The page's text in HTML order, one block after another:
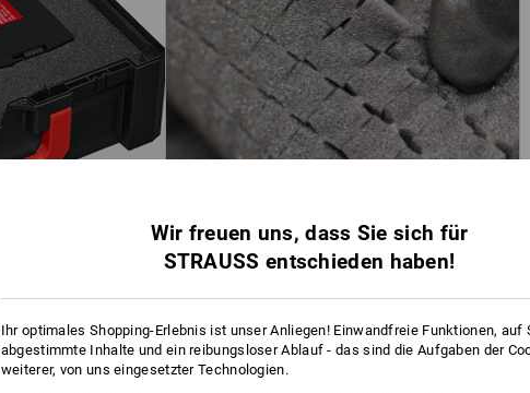
Wir freuen uns, dass Sie sich für
STRAUSS entschieden haben!
Ihr optimales Shopping-Erlebnis ist unser Anliegen! Einwandfreie Funktionen, auf
abgestimmte Inhalte und ein reibungsloser Ablauf - das sind die Aufgaben der
weiterer, von uns eingesetzter Technologien.